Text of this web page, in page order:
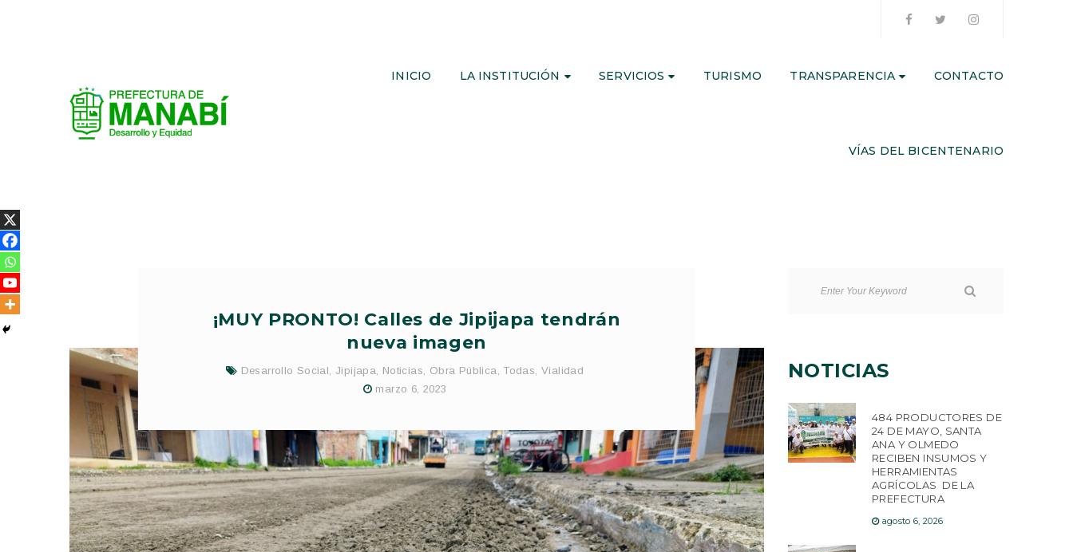
INICIO LA INSTITUCIÓN SERVICIOS TURISMO TRANSPARENCIA CONTACTO
VÍAS DEL BICENTENARIO
¡MUY PRONTO! Calles de Jipijapa tendrán
nueva imagen
Desarrollo Social, Jipijapa, Noticias, Obra Pública, Todas,Vialidad
marzo 6, 2023
NOTICIAS
484 PRODUCTORES DE
24 DE MAYO, SANTA
ANA Y OLMEDO
RECIBEN INSUMOS Y
HERRAMIENTAS
AGRÍCOLAS DE LA
PREFECTURA
agosto 6, 2026